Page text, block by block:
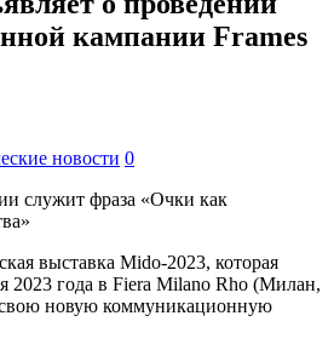
кампании Frames
новости 0
служит фраза «Очки как
выставка Mido-2023, которая
2023 года в Fiera Milano Rho (Милан,
новую коммуникационную